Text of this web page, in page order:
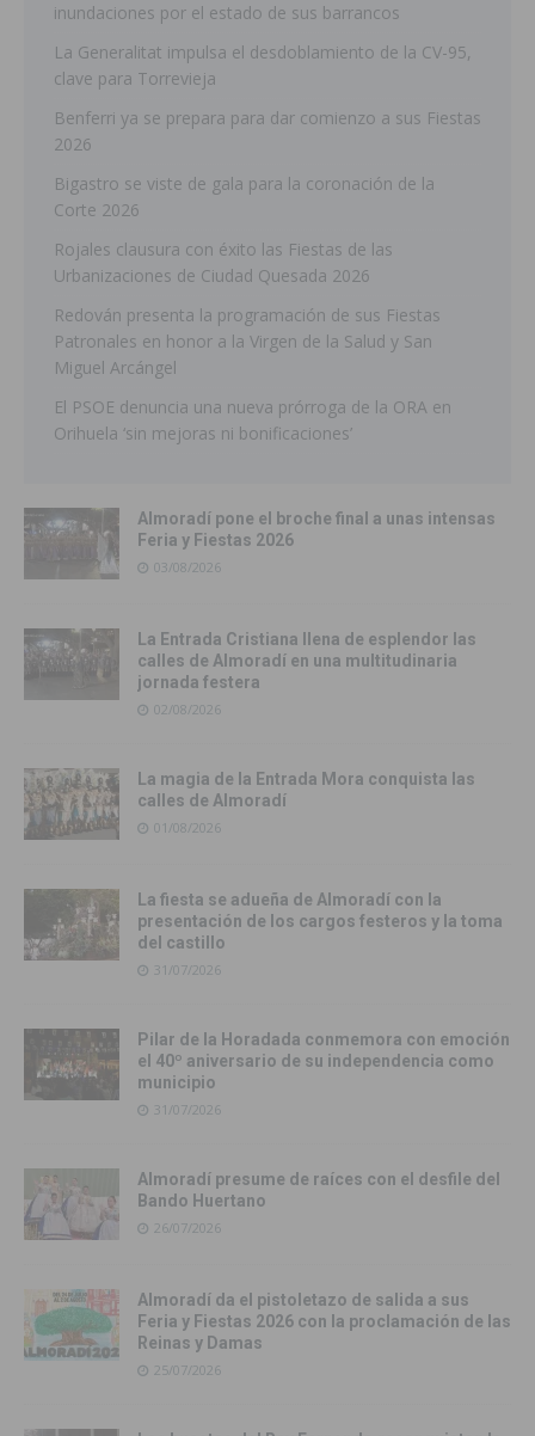
inundaciones por el estado de sus barrancos
La Generalitat impulsa el desdoblamiento de la CV-95,
clave para Torrevieja
Benferri ya se prepara para dar comienzo a sus Fiestas
2026
Bigastro se viste de gala para la coronación de la
Corte 2026
Rojales clausura con éxito las Fiestas de las
Urbanizaciones de Ciudad Quesada 2026
Redován presenta la programación de sus Fiestas
Patronales en honor a la Virgen de la Salud y San
Miguel Arcángel
El PSOE denuncia una nueva prórroga de la ORA en
Orihuela ‘sin mejoras ni bonificaciones’
Almoradí pone el broche final a unas intensas
Feria y Fiestas 2026
03/08/2026
La Entrada Cristiana llena de esplendor las
calles de Almoradí en una multitudinaria
jornada festera
02/08/2026
La magia de la Entrada Mora conquista las
calles de Almoradí
01/08/2026
La fiesta se adueña de Almoradí con la
presentación de los cargos festeros y la toma
del castillo
31/07/2026
Pilar de la Horadada conmemora con emoción
el 40º aniversario de su independencia como
municipio
31/07/2026
Almoradí presume de raíces con el desfile del
Bando Huertano
26/07/2026
Almoradí da el pistoletazo de salida a sus
Feria y Fiestas 2026 con la proclamación de las
Reinas y Damas
25/07/2026